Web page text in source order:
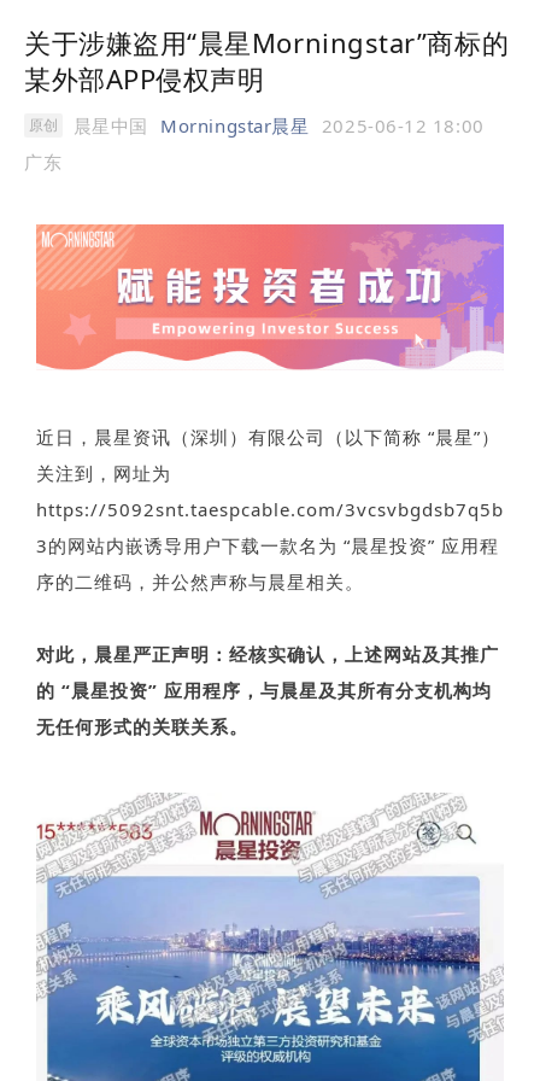
关于涉嫌盗用“晨星Morningstar”商标的
某外部APP侵权声明
原创 晨星中国 Morningstar晨星
2025-06-12 18:00
广东
近日，晨星资讯（深圳）有限公司（以下简称 “晨星”）
关注到，网址为
https://5092snt.taespcable.com/3vcsvbgdsb7q5b
3的网站内嵌诱导用户下载一款名为 “晨星投资” 应用程
序的二维码，并公然声称与晨星相关。
对此，晨星严正声明：经核实确认，上述网站及其推广
的 “晨星投资” 应用程序，与晨星及其所有分支机构均
无任何形式的关联关系。